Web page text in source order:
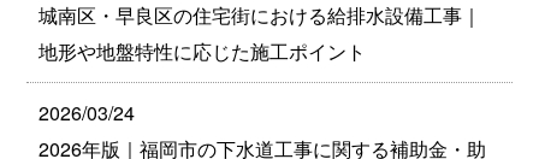
城南区・早良区の住宅街における給排水設備工事｜
地形や地盤特性に応じた施工ポイント
2026/03/24
2026年版｜福岡市の下水道工事に関する補助金・助